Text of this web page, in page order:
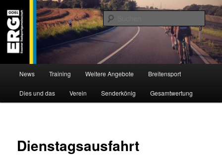
Inhalt
wechseln
ERG 1900 e.V
Willkommen bei der Essener Radsportgemeinschaft
News Training Weitere Angebote Breitensport
Dies und das Verein Senderkönig Gesamtwertung
Dienstagsausfahrt